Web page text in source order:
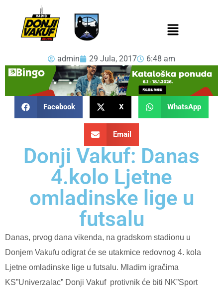
admin 29 Jula, 2017 6:48 am
Facebook X WhatsApp
Email
Donji Vakuf: Danas
4.kolo Ljetne
omladinske lige u
futsalu
Danas, prvog dana vikenda, na gradskom stadionu u
Donjem Vakufu odigrat će se utakmice redovnog 4. kola
Ljetne omladinske lige u futsalu. Mladim igračima
KS”Univerzalac” Donji Vakuf protivnik će biti NK”Sport